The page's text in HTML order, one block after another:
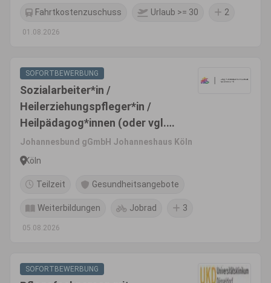
Fahrtkostenzuschuss Urlaub >= 30 2
01.08.2026
SOFORTBEWERBUNG
Sozialarbeiter*in /
Heilerziehungspfleger*in /
Heilpädagog*innen (oder vgl.)
(m/w/d)
Johannesbund gGmbH Johanneshaus Köln
Köln
Teilzeit Gesundheitsangebote
Weiterbildungen Jobrad 3
05.08.2026
SOFORTBEWERBUNG